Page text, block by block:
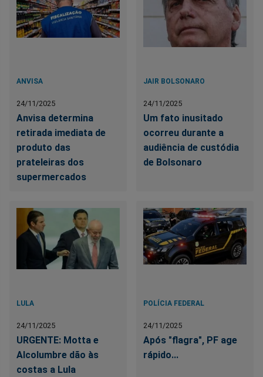
ANVISA
24/11/2025
Anvisa determina
retirada imediata de
produto das
prateleiras dos
supermercados
JAIR BOLSONARO
24/11/2025
Um fato inusitado
ocorreu durante a
audiência de custódia
de Bolsonaro
LULA
24/11/2025
URGENTE: Motta e
Alcolumbre dão às
costas a Lula
POLÍCIA FEDERAL
24/11/2025
Após "flagra", PF age
rápido...